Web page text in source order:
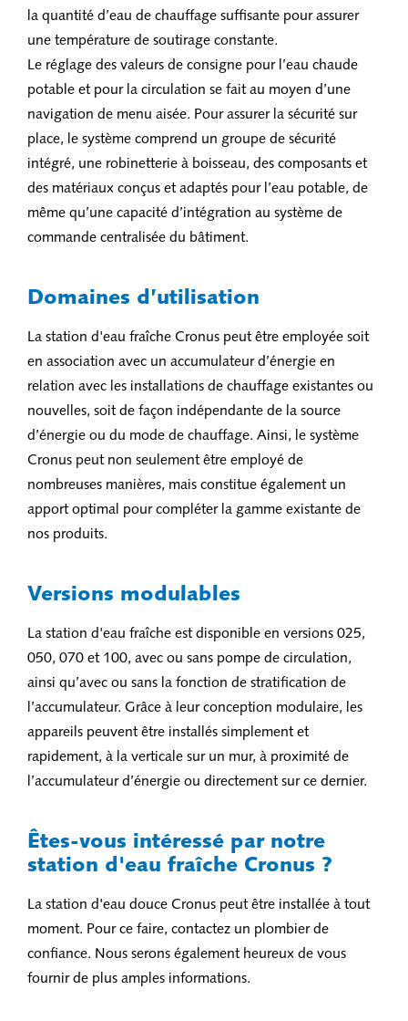
la quantité d’eau de chauffage suffisante pour assurer
une température de soutirage constante.
Le réglage des valeurs de consigne pour l’eau chaude
potable et pour la circulation se fait au moyen d’une
navigation de menu aisée. Pour assurer la sécurité sur
place, le système comprend un groupe de sécurité
intégré, une robinetterie à boisseau, des composants et
des matériaux conçus et adaptés pour l’eau potable, de
même qu’une capacité d’intégration au système de
commande centralisée du bâtiment.
Domaines d’utilisation
La station d'eau fraîche Cronus peut être employée soit
en association avec un accumulateur d’énergie en
relation avec les installations de chauffage existantes ou
nouvelles, soit de façon indépendante de la source
d’énergie ou du mode de chauffage. Ainsi, le système
Cronus peut non seulement être employé de
nombreuses manières, mais constitue également un
apport optimal pour compléter la gamme existante de
nos produits.
Versions modulables
La station d'eau fraîche est disponible en versions 025,
050, 070 et 100, avec ou sans pompe de circulation,
ainsi qu’avec ou sans la fonction de stratification de
l’accumulateur. Grâce à leur conception modulaire, les
appareils peuvent être installés simplement et
rapidement, à la verticale sur un mur, à proximité de
l’accumulateur d’énergie ou directement sur ce dernier.
Êtes-vous intéressé par notre
station d'eau fraîche Cronus ?
La station d'eau douce Cronus peut être installée à tout
moment. Pour ce faire, contactez un plombier de
confiance. Nous serons également heureux de vous
fournir de plus amples informations.